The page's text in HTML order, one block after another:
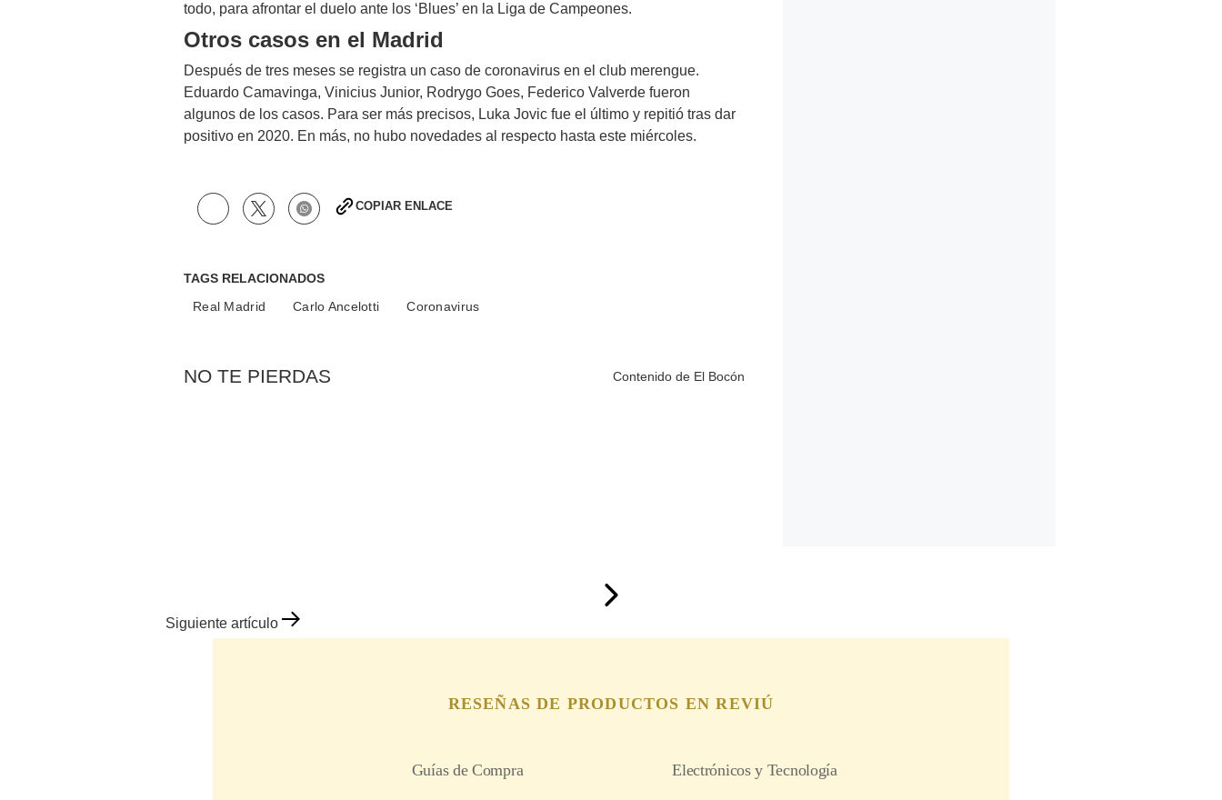
todo, para afrontar el duelo ante los ‘Blues’ en la Liga de Campeones.
Otros casos en el Madrid
Después de tres meses se registra un caso de coronavirus en el club merengue.
Eduardo Camavinga, Vinicius Junior, Rodrygo Goes, Federico Valverde fueron
algunos de los casos. Para ser más precisos, Luka Jovic fue el último y repitió tras dar
positivo en 2020. En más, no hubo novedades al respecto hasta este miércoles.
COPIAR ENLACE
TAGS RELACIONADOS
Real Madrid
Carlo Ancelotti Coronavirus
NO TE PIERDAS Contenido de El Bocón
Siguiente artículo